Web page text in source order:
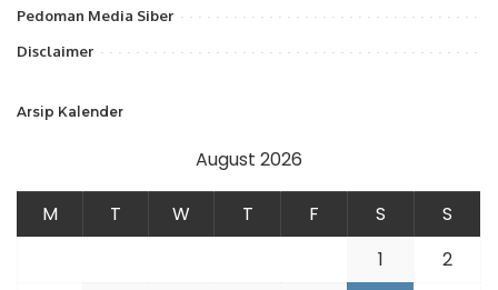
Pedoman Media Siber
Disclaimer
Arsip Kalender
August 2026
M T W T F S
S
1
2